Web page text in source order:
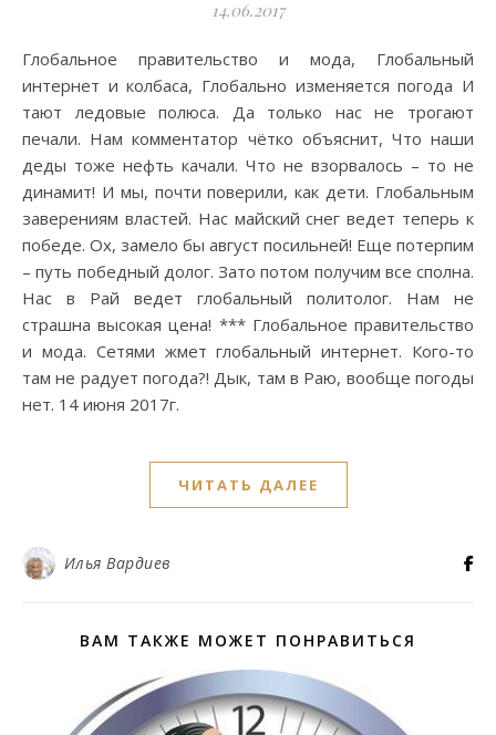
14.06.2017
Глобальное правительство и мода, Глобальный
интернет и колбаса, Глобально изменяется погода И
тают ледовые полюса. Да только нас не трогают
печали. Нам комментатор чётко объяснит, Что наши
деды тоже нефть качали. Что не взорвалось – то не
динамит! И мы, почти поверили, как дети. Глобальным
заверениям властей. Нас майский снег ведет теперь к
победе. Ох, замело бы август посильней! Еще потерпим
– путь победный долог. Зато потом получим все сполна.
Нас в Рай ведет глобальный политолог. Нам не
страшна высокая цена! *** Глобальное правительство
и мода. Сетями жмет глобальный интернет. Кого-то
там не радует погода?! Дык, там в Раю, вообще погоды
нет. 14 июня 2017г.
ЧИТАТЬ ДАЛЕЕ
Илья Вардиев
ВАМ ТАКЖЕ МОЖЕТ ПОНРАВИТЬСЯ